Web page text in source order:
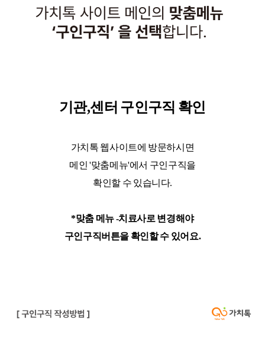
기관,센터 구인구직 확인
가치톡 웹사이트에 방문하시면
메인 '맞춤메뉴'에서 구인구직을
확인할 수 있습니다.
*맞춤 메뉴 -치료사로 변경해야
구인구직버튼을 확인할 수 있어요.